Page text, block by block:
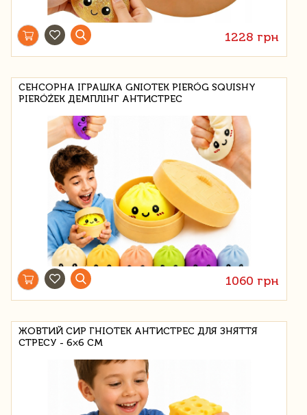
1228 грн
СЕНСОРНА ІГРАШКА GNIOTEK PIERÓG SQUISHY
PIERÓŻEK ДЕМПЛІНГ АНТИСТРЕС
1060 грн
ЖОВТИЙ СИР ГНІОТЕК АНТИСТРЕС ДЛЯ ЗНЯТТЯ
СТРЕСУ - 6×6 СМ